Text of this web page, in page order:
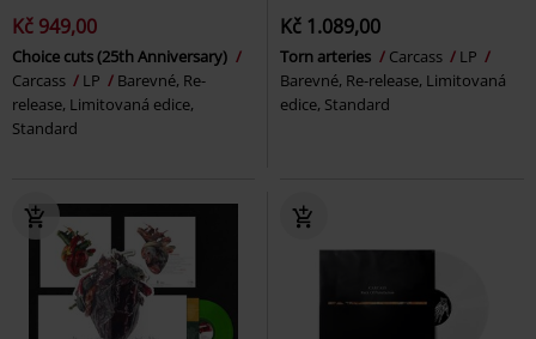
Kč 949,00
Choice cuts (25th Anniversary)
Carcass
LP
Barevné, Re-
release, Limitovaná edice,
Standard
Kč 1.089,00
Torn arteries Carcass
LP
Barevné, Re-release, Limitovaná
edice, Standard